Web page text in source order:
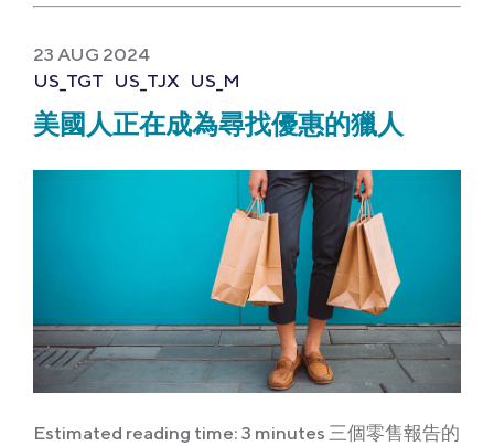
23 AUG 2024
US_TGT US_TJX US_M
美國人正在成為尋找優惠的獵人
Estimated reading time: 3 minutes 三個零售報告的